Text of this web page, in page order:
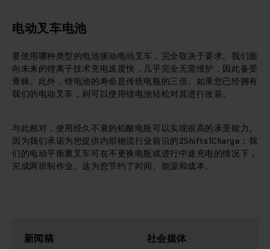
电动叉车电池
要使用哪种类型的电池驱动电动叉车，完全取决于要求。我们面
向未来的锂离子技术充电速度快，几乎完全无需维护，因此备受
青睐。此外，锂电池的寿命是传统电瓶的三倍。如果您已经拥有
我们的电动叉车，则可以使用锂电池轻松对其进行改装。
与此相对，使用经久不衰的铅酸电瓶可以实现很高的承受能力。
因为我们承诺为您提供内部物流行业前沿的2Shifts1Charge：我
们的电动平衡重叉车可在不更换电瓶或进行中途充电的情况下，
完成两班制作业。这为您节约了时间、能源和成本。
新闻稿 社会媒体